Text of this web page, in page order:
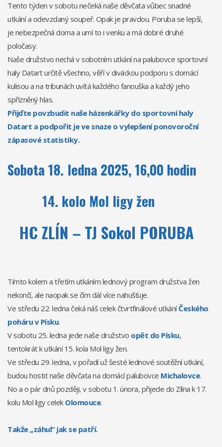
Tento týden v sobotu nečeká naše děvčata vůbec snadné
utkání a odevzdaný soupeř. Opak je pravdou. Poruba se lepší,
je nebezpečná doma a umí to i venku a má dobré druhé
poločasy.
Naše družstvo nechá v sobotním utkání na palubovce sportovní
haly Datart určitě všechno, věří v diváckou podporu s domácí
kulisou a na tribunách uvítá každého fanouška a každý jeho
spřízněný hlas.
Přijďte povzbudit naše házenkářky do sportovní haly
Datart a podpořit je ve snaze o vylepšení ponovoroční
zápasové statistiky.
Sobota 18. ledna 2025, 16,00 hodin
14. kolo Mol ligy žen
HC ZLÍN – TJ Sokol PORUBA
Tímto kolem a třetím utkáním lednový program družstva žen
nekončí, ale naopak se čím dál více nahušťuje.
Ve středu 22. ledna čeká náš celek čtvrtfinálové utkáníČeského
poháru v Písku.
V sobotu 25. ledna jede naše družstvo opět do Písku,
tentokrát k utkání 15. kola Mol ligy žen.
Ve středu 29. ledna, v pořadí už šesté lednové soutěžní utkání,
budou hostit naše děvčata na domácí palubovce Michalovce.
No a o pár dnů později, v sobotu 1. února, přijede do Zlína k 17.
kolu Mol ligy celek Olomouce.
Takže „záhul“ jak se patří.